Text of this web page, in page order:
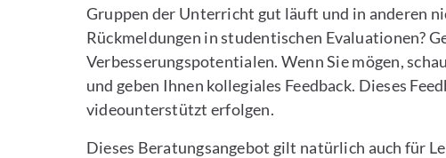
Gruppen der Unterricht gut läuft und in anderen
Rückmeldungen in studentischen Evaluationen?
Verbesserungspotentialen. Wenn Sie mögen,
und geben Ihnen kollegiales Feedback. Dieses
videounterstützt erfolgen.
Dieses Beratungsangebot gilt natürlich auch für